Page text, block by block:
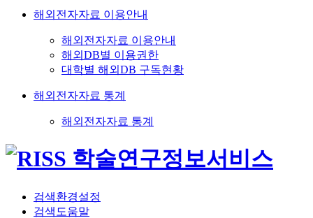
해외전자자료 이용안내
해외전자자료 이용안내
해외DB별 이용권한
대학별 해외DB 구독현황
해외전자자료 통계
해외전자자료 통계
검색환경설정
검색도움말